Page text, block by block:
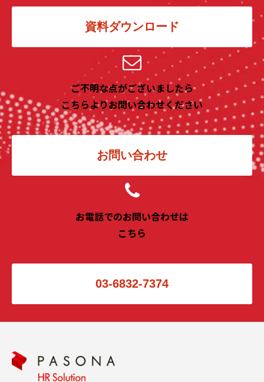
資料ダウンロード
ご不明な点がございましたら
こちらよりお問い合わせください
お問い合わせ
お電話でのお問い合わせは
こちら
03-6832-7374